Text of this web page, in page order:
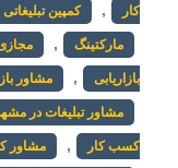
کار , کمپین تبلیغاتی
مارکتینگ ,
بازاریابی , مشاور
مشاور تبلیغات در
کسب کار , مشاور